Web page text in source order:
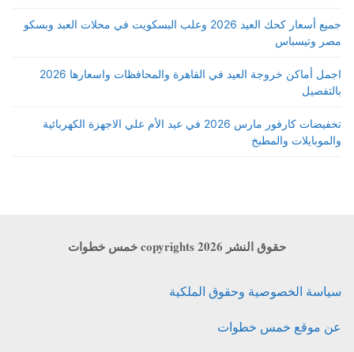
جميع أسعار كحك العيد 2026 وعلب البسكويت في محلات العبد وبسكو
مصر وتيسباس
اجمل أماكن خروجة العيد في القاهرة والمحافظات واسعارها 2026
بالتفصيل
تخفيضات كارفور مارس 2026 في عيد الأم علي الاجهزة الكهربائية
والموبايلات والمطبخ
حقوق النشر copyrights 2026 خمس خطوات
سياسة الخصوصية وحقوق الملكية
عن موقع خمس خطوات